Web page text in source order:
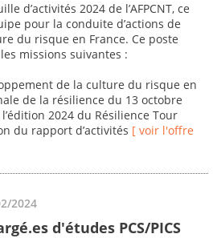
d’activités 2024 de l’AFPCNT, ce
pour la conduite d’actions de
du risque en France. Ce poste
missions suivantes :
de la culture du risque en
de la résilience du 13 octobre
2024 du Résilience Tour
du rapport d’activités [ voir l'offre
2024
d'études PCS/PICS